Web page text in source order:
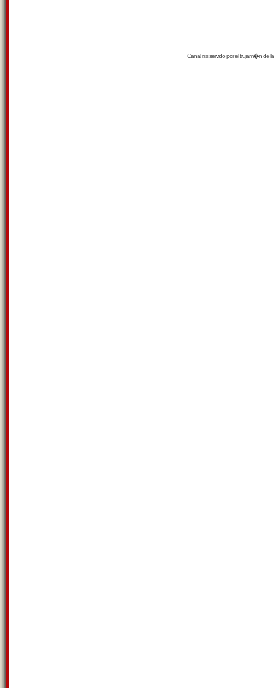
Canalrssservido por eltrujam�nde